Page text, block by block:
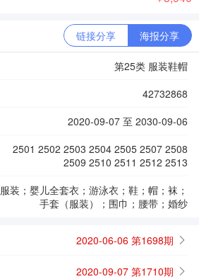
链接分享 海报分享
第25类 服装鞋帽
42732868
2020-09-07 至 2030-09-06
2501 2502 2503 2504 2505 2507 2508
2509 2510 2511 2512 2513
服装；婴儿全套衣；游泳衣；鞋；帽；袜；
手套（服装）；围巾；腰带；婚纱
2020-06-06 第1698期
2020-09-07 第1710期